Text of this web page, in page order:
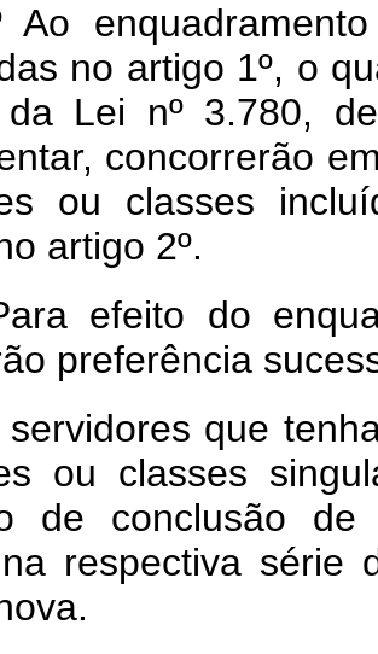
Ao
no artigo 1º, o
Lei nº 3.780,
concorrerão
ou classes
artigo 2º.
efeito do
preferência
que
ou classes
de conclusão
respectiva série